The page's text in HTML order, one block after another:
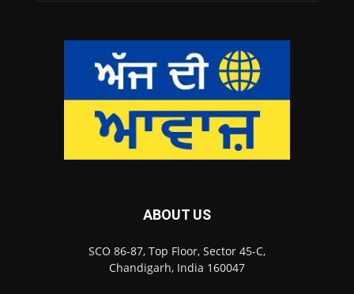
ABOUT US
SCO 86-87, Top Floor, Sector 45-C,
Chandigarh, India 160047